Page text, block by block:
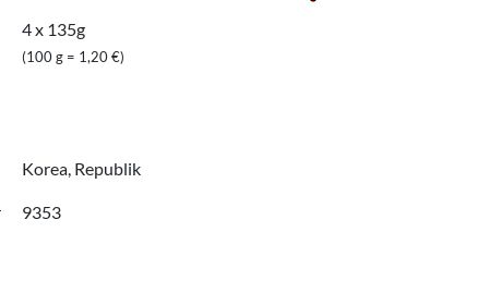
4 x 135g
(100 g = 1,20 €)
Korea, Republik
9353